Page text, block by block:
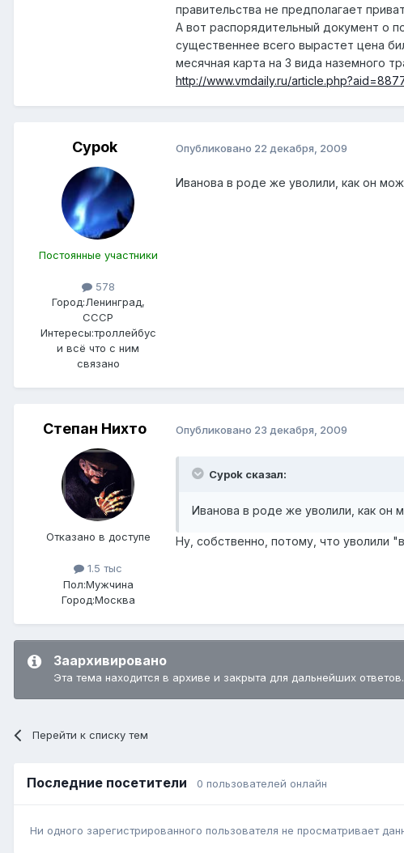
правительства не предполагает
А вот распорядительный документ о
существеннее всего вырастет цена
месячная карта на 3 вида наземного
http://www.vmdaily.ru/
Cypok
Постоянные участники
578
Город:Ленинград,
СССР
Интересы:троллейбус
и всё что с ним
связано
Опубликовано 22 декабря, 2009
Иванова в роде же уволили, как он
Степан Нихто
Отказано в доступе
1.5 тыс
Пол:Мужчина
Город:Москва
Опубликовано 23 декабря, 2009
Cypok сказал:
Иванова в роде же уволили, как он
Ну, собственно, потому, что уволили
Заархивировано
Эта тема находится в архиве и закрыта для дальнейших ответов.
Перейти к списку тем
Последние посетители 0 пользователей онлайн
Ни одного зарегистрированного пользователя не просматривает